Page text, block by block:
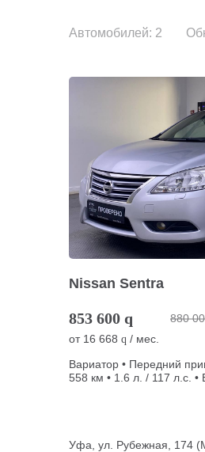
Автомобилей: 2
Nissan Sentra
853 600 q 880
от 16 668 q / мес.
Вариатор • Передний
558 км • 1.6 л. / 117 л.с. •
Уфа, ул. Рубежная, 174